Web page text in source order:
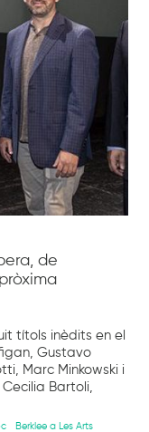
de
títols inèdits en el
Gustavo
Marc Minkowski i
Bartoli,
Berklee a Les Arts